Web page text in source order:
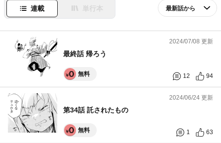
連載 単行本
2024/07/08 更新
最終話 帰ろう
無料 12 94
2024/06/24 更新
第34話 託されたもの
無料 1 63